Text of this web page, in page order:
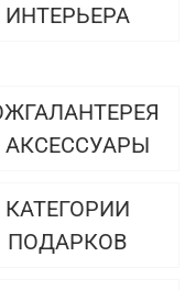
ИНТЕРЬЕРА
АКСЕССУАРЫ
КАТЕГОРИИ
ПОДАРКОВ